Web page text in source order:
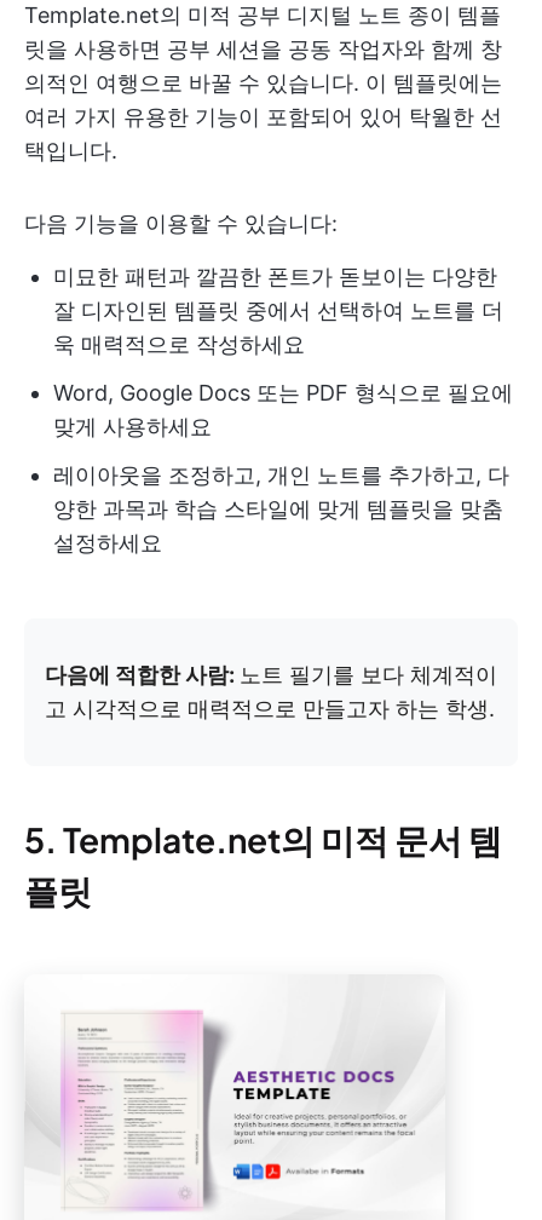
Template.net의 미적 공부 디지털 노트 종이 템플
릿을 사용하면 공부 세션을 공동 작업자와 함께 창
의적인 여행으로 바꿀 수 있습니다. 이 템플릿에는
여러 가지 유용한 기능이 포함되어 있어 탁월한 선
택입니다.
다음 기능을 이용할 수 있습니다:
미묘한 패턴과 깔끔한 폰트가 돋보이는 다양한
잘 디자인된 템플릿 중에서 선택하여 노트를 더
욱 매력적으로 작성하세요
Word, Google Docs 또는 PDF 형식으로 필요에
맞게 사용하세요
레이아웃을 조정하고, 개인 노트를 추가하고, 다
양한 과목과 학습 스타일에 맞게 템플릿을 맞춤
설정하세요
다음에 적합한 사람: 노트 필기를 보다 체계적이
고 시각적으로 매력적으로 만들고자 하는 학생.
5. Template.net의 미적 문서 템
플릿